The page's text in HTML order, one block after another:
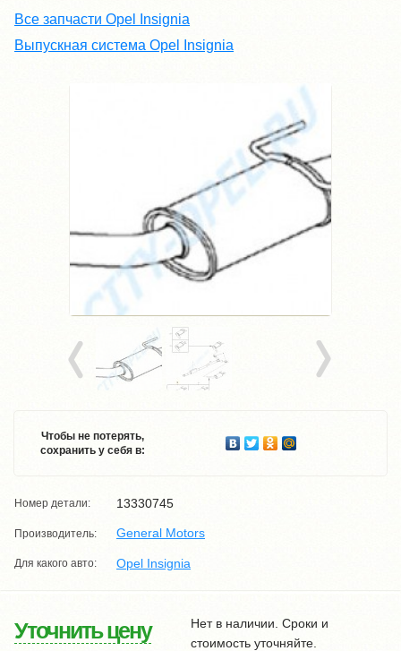
Все запчасти Opel Insignia
Выпускная система Opel Insignia
Чтобы не потерять,
сохранить у себя в:
Номер детали: 13330745
Производитель: General Motors
Для какого авто: Opel Insignia
Уточнить цену
Нет в наличии. Сроки и
стоимость уточняйте.